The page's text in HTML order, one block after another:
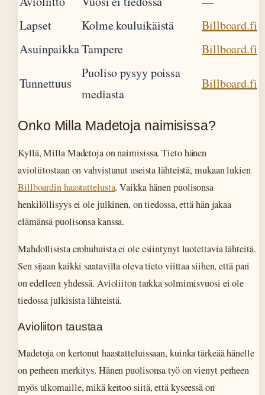
Lapset
Kolme kouluikäistä
Billboard.fi
AsuinpaikkaTampere Billboard.fi
Tunnettuus
Puoliso pysyy poissa
mediasta
Billboard.fi
Onko Milla Madetoja naimisissa?
Kyllä, Milla Madetoja on naimisissa. Tieto hänen
avioliitostaan on vahvistunut useista lähteistä, mukaan lukien
Billboardin haastattelusta. Vaikka hänen puolisonsa
henkilöllisyys ei ole julkinen, on tiedossa, että hän jakaa
elämänsä puolisonsa kanssa.
Mahdollisista erohuhuista ei ole esiintynyt luotettavia lähteitä.
Sen sijaan kaikki saatavilla oleva tieto viittaa siihen, että pari
on edelleen yhdessä. Avioliiton tarkka solmimisvuosi ei ole
tiedossa julkisista lähteistä.
Avioliiton taustaa
Madetoja on kertonut haastatteluissaan, kuinka tärkeää hänelle
on perheen merkitys. Hänen puolisonsa työ on vienyt perheen
myös ulkomaille, mikä kertoo siitä, että kyseessä on